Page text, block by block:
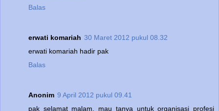
Balas
erwati komariah 30 Maret 2012 pukul 08.32
erwati komariah hadir pak
Balas
Anonim 9 April 2012 pukul 09.41
pak selamat malam, mau tanya untuk organisasi profesi